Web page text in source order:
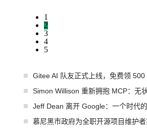
1
2
3
4
5
Gitee AI 队友正式上线，免费领
Simon Willison 重新拥抱 MCP：无
Jeff Dean 离开 Google：一个时代
慕尼黑市政府为全职开源项目维护